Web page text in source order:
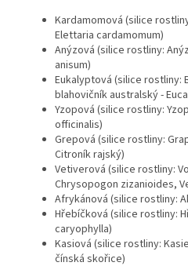
Kardamomová (silice
Elettaria cardamomum)
Anýzová (silice rostliny:
anisum)
Eukalyptová (silice rostliny:
blahovičník australský -
Yzopová (silice rostliny:
officinalis)
Grepová (silice rostliny:
Citroník rajský)
Vetiverová (silice rostliny:
Chrysopogon zizanioides,
Afrykánová (silice rostliny:
Hřebíčková (silice rostliny:
caryophylla)
Kasiová (silice rostliny:
čínská skořice)